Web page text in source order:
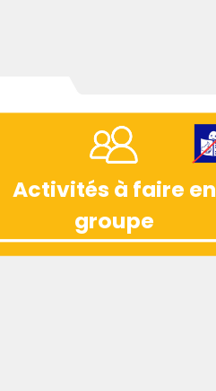
Activités à faire en
groupe